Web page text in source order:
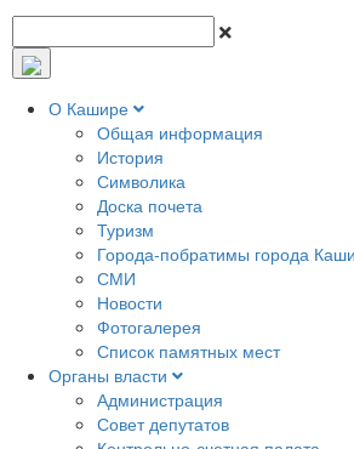
О Кашире
Общая информация
История
Символика
Доска почета
Туризм
Города-побратимы города
СМИ
Новости
Фотогалерея
Список памятных мест
Органы власти
Администрация
Совет депутатов